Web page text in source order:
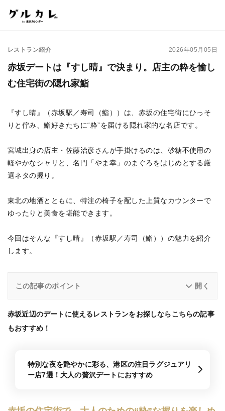
レストラン紹介 2026年05月05日
赤坂デートは『すし晴』で決まり。店主の粋を愉し
む住宅街の隠れ家鮨
『すし晴』（赤坂駅／寿司（鮨））は、赤坂の住宅街にひっそ
りと佇み、鮨好きたちに“粋”を届ける隠れ家的な名店です。
宮城出身の店主・佐藤治彦さんが手掛けるのは、砂糖不使用の
軽やかなシャリと、名門「やま幸」のまぐろをはじめとする厳
選ネタの握り。
東北の地酒とともに、特注の椅子を配した上質なカウンターで
ゆったりと美食を堪能できます。
今回はそんな『すし晴』（赤坂駅／寿司（鮨））の魅力を紹介
します。
この記事のポイント
赤坂近辺のデートに使えるレストランをお探しならこちらの記事
もおすすめ！
特別な夜を艶やかに彩る、港区の注目ラグジュアリ
ー店7選！大人の贅沢デートにおすすめ